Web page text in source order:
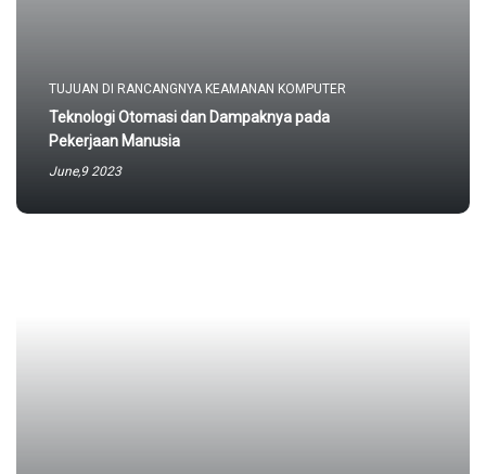
TUJUAN DI RANCANGNYA KEAMANAN KOMPUTER
Teknologi Otomasi dan Dampaknya pada
Pekerjaan Manusia
June,9 2023